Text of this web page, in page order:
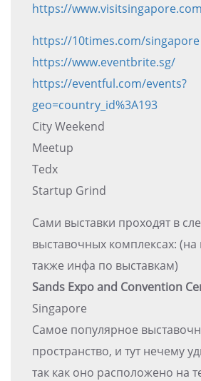
https://
https://10times.com/singapore
https://www.eventbrite.sg/
https://eventful.com/events?
geo=country_id%3A193
City Weekend
Meetup
Tedx
Startup Grind
Сами выставки проходят в
выставочных комплексах: (на
также инфа по выставкам)
Sands Expo and Convention
Singapore
Самое популярное
пространство, и тут нечему
так как оно расположено на